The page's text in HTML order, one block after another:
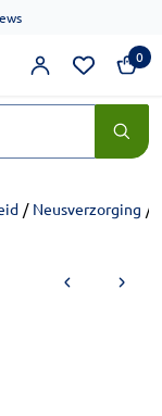
van de
0
/ Neusverzorging /